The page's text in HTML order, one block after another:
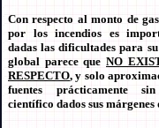
Con respecto al monto de
por los incendios es
dadas las dificultades para
global parece que NO
RESPECTO, y solo
fuentes prácticamente
científico dados sus márgenes